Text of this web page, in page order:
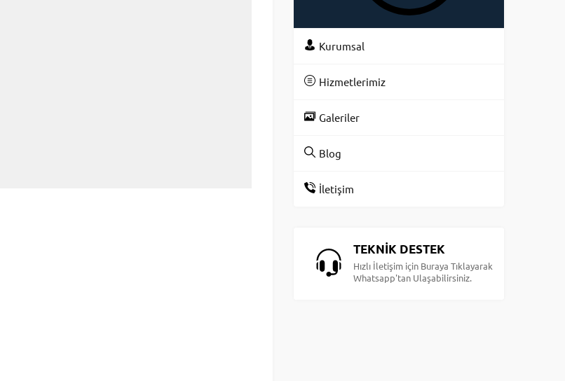
Kurumsal
Hizmetlerimiz
Galeriler
Blog
İletişim
TEKNİK DESTEK
Hızlı İletişim için Buraya Tıklayarak
Whatsapp'tan Ulaşabilirsiniz.